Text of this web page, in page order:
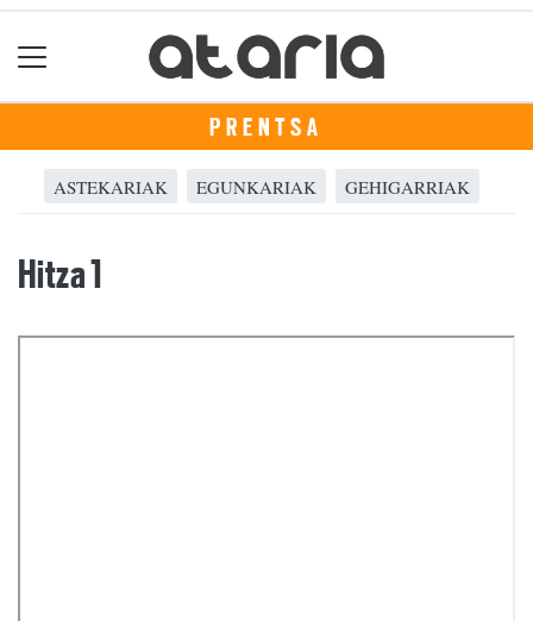
PRENTSA
ASTEKARIAK EGUNKARIAK GEHIGARRIAK
Hitza 1